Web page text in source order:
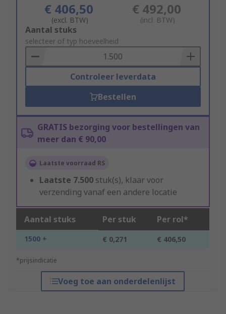
€ 406,50
(excl. BTW)
€ 492,00
(incl. BTW)
Add
to
Basket
Aantal stuks
selecteer of typ hoeveelheid
Controleer leverdata
Bestellen
GRATIS bezorging voor bestellingen van
meer dan € 90,00
Laatste voorraad RS
Laatste 7.500 stuk(s), klaar voor
verzending vanaf een andere locatie
Aantal stuks Per stuk Per rol*
1500 + € 0,271 € 406,50
*prijsindicatie
Voeg toe aan onderdelenlijst